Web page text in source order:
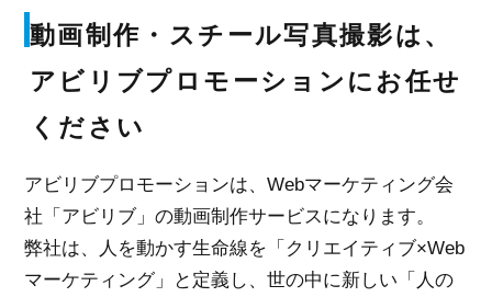
動画制作・スチール写真撮影は、
アビリブプロモーションにお任せ
ください
アビリブプロモーションは、Webマーケティング会
社「アビリブ」の動画制作サービスになります。
弊社は、人を動かす生命線を「クリエイティブ×Web
マーケティング」と定義し、世の中に新しい「人の